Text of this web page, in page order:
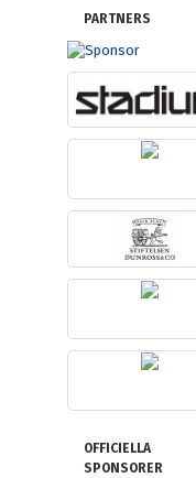
PARTNERS
OFFICIELLA
SPONSORER